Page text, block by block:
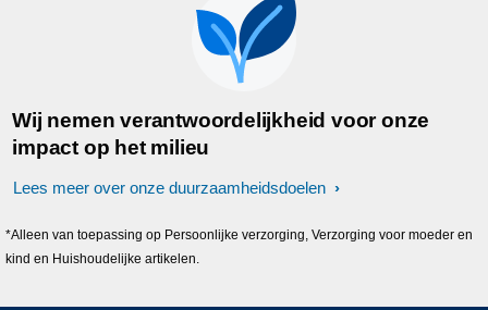
Wij nemen verantwoordelijkheid voor onze
impact op het milieu
Lees meer over onze duurzaamheidsdoelen
*Alleen van toepassing op Persoonlijke verzorging, Verzorging voor moeder en
kind en Huishoudelijke artikelen.